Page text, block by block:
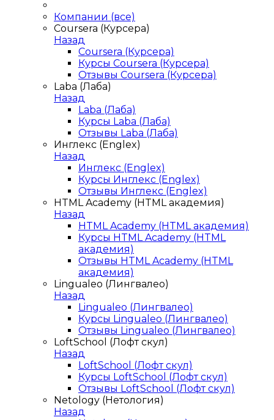
Компании (все)
Coursera (Курсера)
Назад
Coursera (Курсера)
Курсы Coursera (Курсера)
Отзывы Coursera (Курсера)
Laba (Лаба)
Назад
Laba (Лаба)
Курсы Laba (Лаба)
Отзывы Laba (Лаба)
Инглекс (Englex)
Назад
Инглекс (Englex)
Курсы Инглекс (Englex)
Отзывы Инглекс (Englex)
HTML Academy (HTML академия)
Назад
HTML Academy (HTML академия)
Курсы HTML Academy (HTML
академия)
Отзывы HTML Academy (HTML
академия)
Lingualeo (Лингвалео)
Назад
Lingualeo (Лингвалео)
Курсы Lingualeo (Лингвалео)
Отзывы Lingualeo (Лингвалео)
LoftSchool (Лофт скул)
Назад
LoftSchool (Лофт скул)
Курсы LoftSchool (Лофт скул)
Отзывы LoftSchool (Лофт скул)
Netology (Нетология)
Назад